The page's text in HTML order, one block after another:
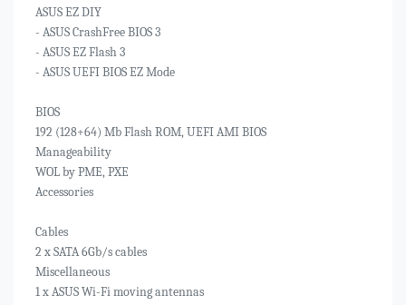
ASUS EZ DIY
- ASUS CrashFree BIOS 3
- ASUS EZ Flash 3
- ASUS UEFI BIOS EZ Mode
BIOS
192 (128+64) Mb Flash ROM, UEFI AMI BIOS
Manageability
WOL by PME, PXE
Accessories
Cables
2 x SATA 6Gb/s cables
Miscellaneous
1 x ASUS Wi-Fi moving antennas